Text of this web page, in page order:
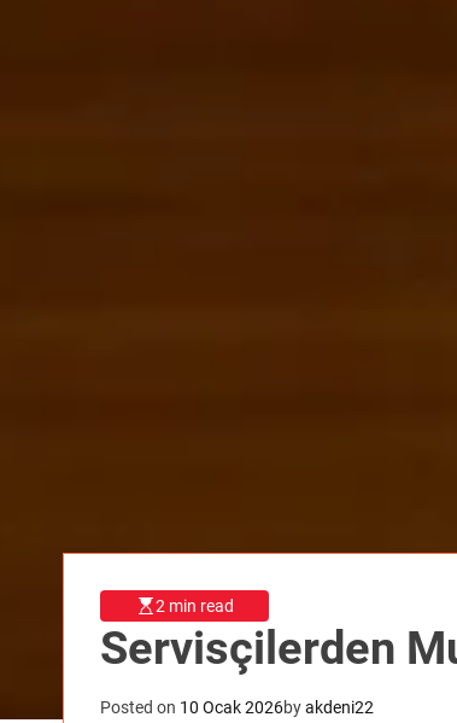
2 min read
Servisçilerden
Posted on 10 Ocak 2026byakdeni22